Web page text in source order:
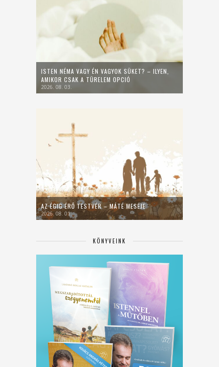
ISTEN NÉMA VAGY ÉN VAGYOK SÜKET? – ILYEN,
AMIKOR CSAK A TÜRELEM OPCIÓ
2026. 08. 03.
AZ ÉGIG ÉRŐ TESTVÉR – MÁTÉ MESÉJE
2026. 08. 01.
KÖNYVEINK